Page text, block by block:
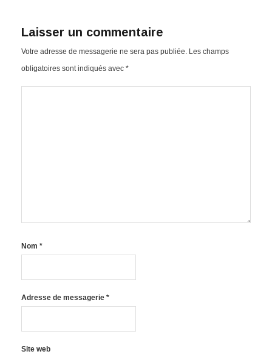
Laisser un commentaire
Votre adresse de messagerie ne sera pas publiée. Les champs
obligatoires sont indiqués avec *
Nom *
Adresse de messagerie *
Site web